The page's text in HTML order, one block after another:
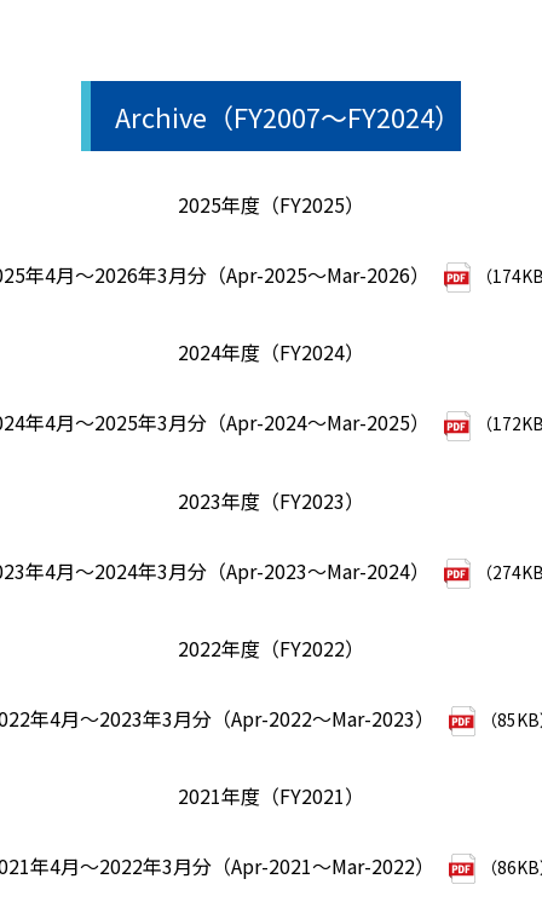
Archive（FY2007～FY2024）
2025年度（FY2025）
年4月～2026年3月分（Apr-2025～Mar-2026） （
2024年度（FY2024）
年4月～2025年3月分（Apr-2024～Mar-2025） （
2023年度（FY2023）
年4月～2024年3月分（Apr-2023～Mar-2024） （
2022年度（FY2022）
年4月～2023年3月分（Apr-2022～Mar-2023） （
2021年度（FY2021）
年4月～2022年3月分（Apr-2021～Mar-2022） （